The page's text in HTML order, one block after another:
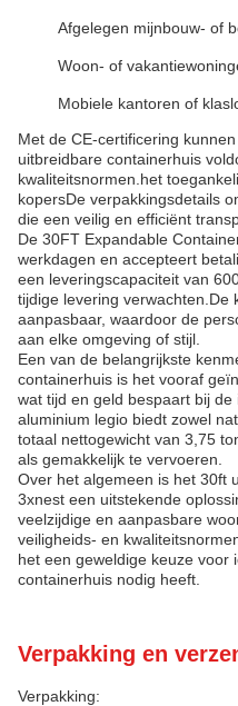
Afgelegen mijnbouw- of
Woon- of
Mobiele kantoren of
Met de CE-certificering
uitbreidbare containerhuis
kwaliteitsnormen.het
kopersDe verpakkingsdetails
die een veilig en efficiënt
De 30FT Expandable
werkdagen en accepteert
een leveringscapaciteit van
tijdige levering verwachten.De
aanpasbaar, waardoor de
aan elke omgeving of stijl.
Een van de belangrijkste
containerhuis is het vooraf
wat tijd en geld bespaart bij
aluminium legio biedt zowel
totaal nettogewicht van 3,75
als gemakkelijk te vervoeren.
Over het algemeen is het 30ft
3xnest een uitstekende
veelzijdige en aanpasbare
veiligheids- en
het een geweldige keuze voor
containerhuis nodig heeft.
Verpakking en
Verpakking: